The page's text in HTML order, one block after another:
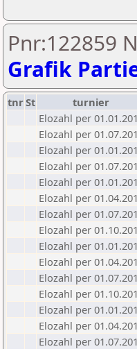
Pnr:122859
Grafik
tnrSt turnier
Elozahl per
Elozahl per
Elozahl per
Elozahl per
Elozahl per
Elozahl per
Elozahl per
Elozahl per
Elozahl per
Elozahl per
Elozahl per
Elozahl per
Elozahl per
Elozahl per
Elozahl per